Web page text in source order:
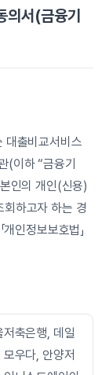
의서(금융기
대출비교서비스
(이하 “금융기
인의 개인(신용)
회하고자 하는 경
인정보보호법」
축은행, 데일
우다, 안양저